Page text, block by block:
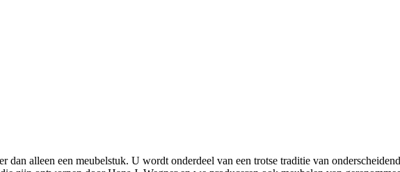
alleen een meubelstuk. U wordt onderdeel van een trotse traditie van